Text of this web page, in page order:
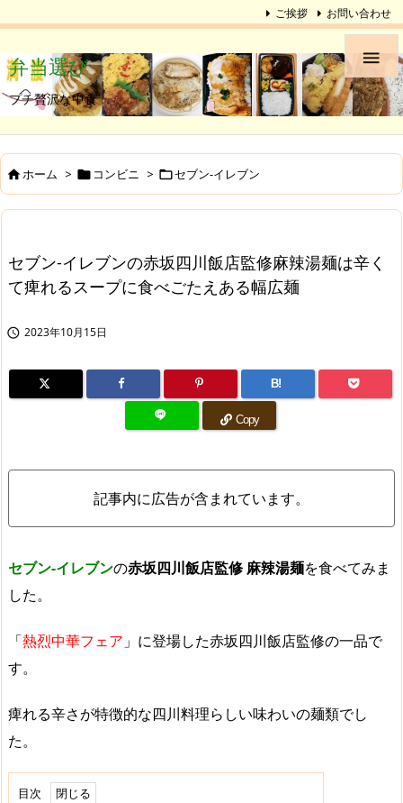

ご挨拶 お問い合わせ
弁当選び
プチ贅沢な中食
ホーム >  コンビニ > セブン-イレブン
セブン-イレブンの赤坂四川飯店監修麻辣湯麺は辛く
て痺れるスープに食べごたえある幅広麺
 2023年10月15日
B!
Copy
記事内に広告が含まれています。
セブン-イレブンの赤坂四川飯店監修 麻辣湯麺を食べてみま
した。
「熱烈中華フェア 」に登場した赤坂四川飯店監修の一品で
す。
痺れる辛さが特徴的な四川料理らしい味わいの麺類でし
た。
目次